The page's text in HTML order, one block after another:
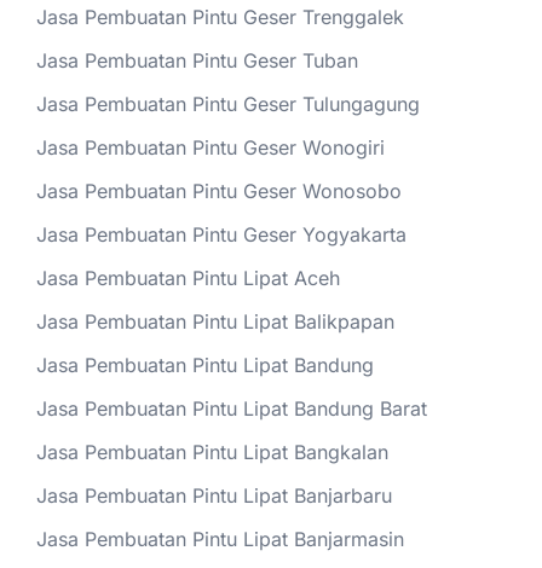
Jasa Pembuatan Pintu Geser Trenggalek
Jasa Pembuatan Pintu Geser Tuban
Jasa Pembuatan Pintu Geser Tulungagung
Jasa Pembuatan Pintu Geser Wonogiri
Jasa Pembuatan Pintu Geser Wonosobo
Jasa Pembuatan Pintu Geser Yogyakarta
Jasa Pembuatan Pintu Lipat Aceh
Jasa Pembuatan Pintu Lipat Balikpapan
Jasa Pembuatan Pintu Lipat Bandung
Jasa Pembuatan Pintu Lipat Bandung Barat
Jasa Pembuatan Pintu Lipat Bangkalan
Jasa Pembuatan Pintu Lipat Banjarbaru
Jasa Pembuatan Pintu Lipat Banjarmasin